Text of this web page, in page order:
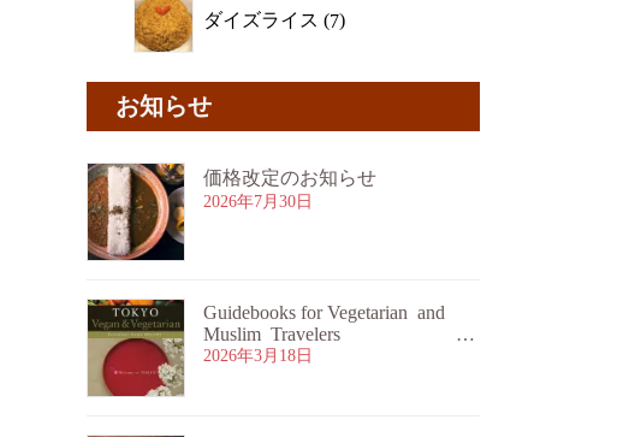
ダイズライス 7
お知らせ
価格改定のお知らせ
2026年7月30日
Guidebooks for Vegetarian and
Muslim Travelers
ムスリム旅行者・ベジタリア
2026年3月18日